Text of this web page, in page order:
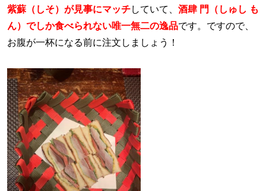
紫蘇（しそ）が見事にマッチしていて、 酒肆 門（しゅし も
ん）でしか食べられない唯一無二の逸品です。ですので、
お腹が一杯になる前に注文しましょう！